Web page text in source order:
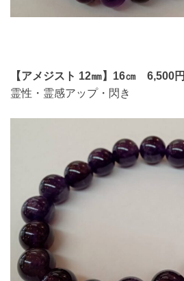
【アメジスト 12㎜】16㎝ 6,500円
霊性・霊感アップ・閃き